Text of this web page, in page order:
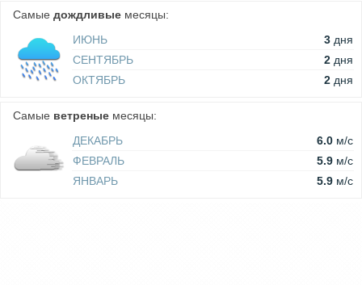
Самые дождливые месяцы:
ИЮНЬ
3 дня
СЕНТЯБРЬ
2 дня
ОКТЯБРЬ
2 дня
Самые ветреные месяцы:
ДЕКАБРЬ
6.0 м/c
ФЕВРАЛЬ
5.9 м/c
ЯНВАРЬ
5.9 м/c